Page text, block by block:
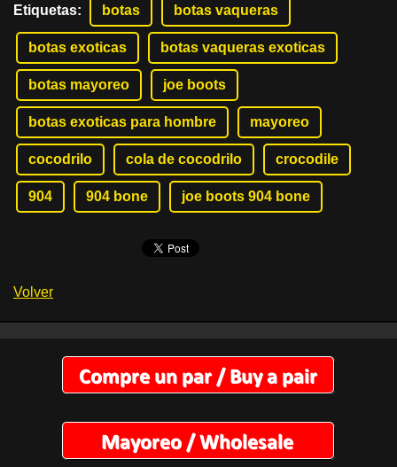
Etiquetas: botas botas vaqueras
botas exoticas botas vaqueras exoticas
botas mayoreo joe boots
botas exoticas para hombre mayoreo
cocodrilo cola de cocodrilo crocodile
904 904 bone joe boots 904 bone
Volver